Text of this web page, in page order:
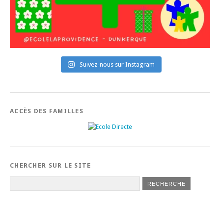
Suivez-nous sur Instagram
ACCÈS DES FAMILLES
CHERCHER SUR LE SITE